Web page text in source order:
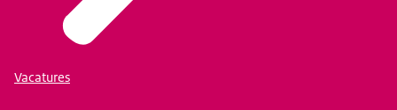
Vacatures